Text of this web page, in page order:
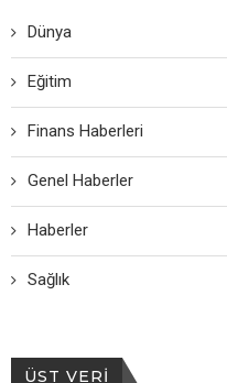
Dünya
Eğitim
Finans Haberleri
Genel Haberler
Haberler
Sağlık
ÜST VERI